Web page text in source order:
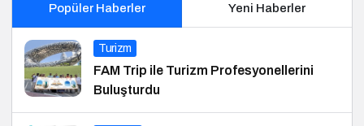
Popüler Haberler Yeni Haberler
Turizm
FAM Trip ile Turizm Profesyonellerini
Buluşturdu